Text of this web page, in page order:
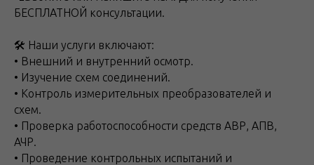
БЕСПЛАТНОЙ консультации.
🛠 Наши услуги включают:
• Внешний и внутренний осмотр.
• Изучение схем соединений.
• Контроль измерительных преобразователей и
схем.
• Проверка работоспособности средств АВР, АПВ,
АЧР.
• Проведение контрольных испытаний и